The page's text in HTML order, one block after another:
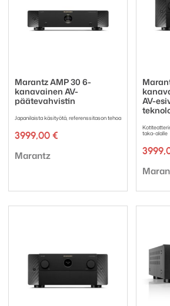
Marantz AMP 30 6-
kanavainen AV-
päätevahvistin
Japanilaista käsityötä, referenssitason tehoa
3999,00 €
Tuotemerkki:
Marantz
AV-
taka-alalle